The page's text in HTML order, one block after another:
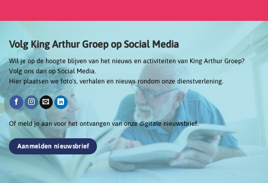
Volg King Arthur Groep op Social Media
Wil je op de hoogte blijven van het nieuws en activiteiten van King Arthur Groep?
Volg ons dan op Social Media.
Hier plaatsen we foto's, verhalen en nieuws rondom onze dienstverlening.
Of meld je aan voor het ontvangen van onze digitale nieuwsbrief.
Aanmelden nieuwsbrief